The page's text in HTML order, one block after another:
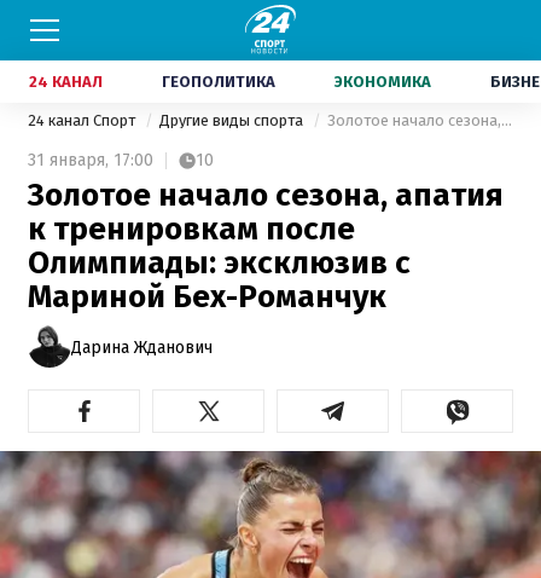
24 КАНАЛ ГЕОПОЛИТИКА ЭКОНОМИКА
24 канал Спорт Другие виды спорта Золотое начало сезона, апатия к тренировкам после Олимпиады: эксклюзив с Мариной Бех-Романчук
31 января, 17:00 10
Золотое начало сезона, апатия
к тренировкам после
Олимпиады: эксклюзив с
Мариной Бех-Романчук
Дарина Жданович